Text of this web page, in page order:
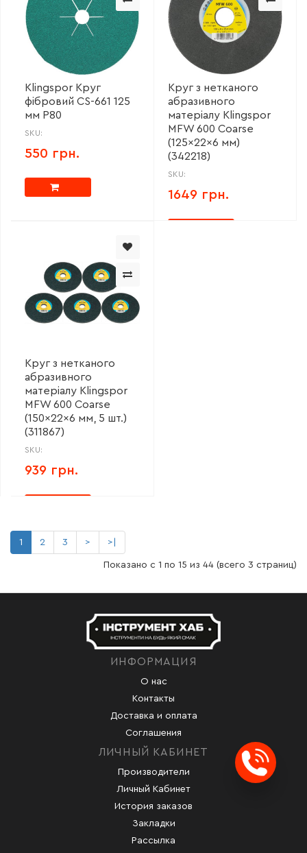
Klingspor Круг
фібровий CS-661 125
мм P80
SKU:
550 грн.
Круг з нетканого
абразивного
матеріалу Klingspor
MFW 600 Coarse
(125x22x6 мм)
(342218)
SKU:
1649 грн.
Круг з нетканого
абразивного
матеріалу Klingspor
MFW 600 Coarse
(150x22x6 мм, 5 шт.)
(311867)
SKU:
939 грн.
1 2 3 > >|
Показано с 1 по 15 из 44 (всего 3 страниц)
ИНФОРМАЦИЯ
О нас
Контакты
Доставка и оплата
Соглашения
ЛИЧНЫЙ КАБИНЕТ
Производители
Личный Кабинет
История заказов
Закладки
Рассылка